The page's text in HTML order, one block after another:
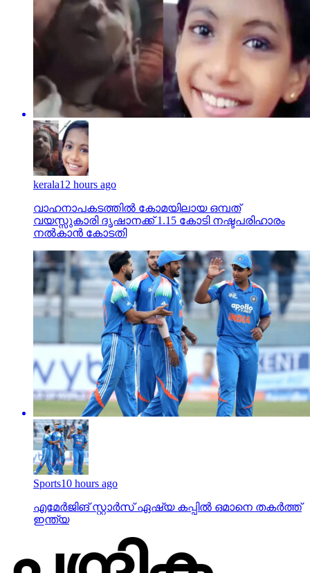
kerala12 hours ago
വാഹനാപകടത്തില്‍ കോമയിലായ ഒമ്പത്
വയസ്സുകാരി ദൃഷാനക്ക് 1.15 കോടി നഷ്ടപരിഹാരം
നല്‍കാന്‍ കോടതി
Sports10 hours ago
എമേര്‍ജിങ് സ്റ്റാര്‍സ് ഏഷ്യ കപ്പില്‍ ഒമാനെ തകര്‍ത്ത്
ഇന്ത്യ